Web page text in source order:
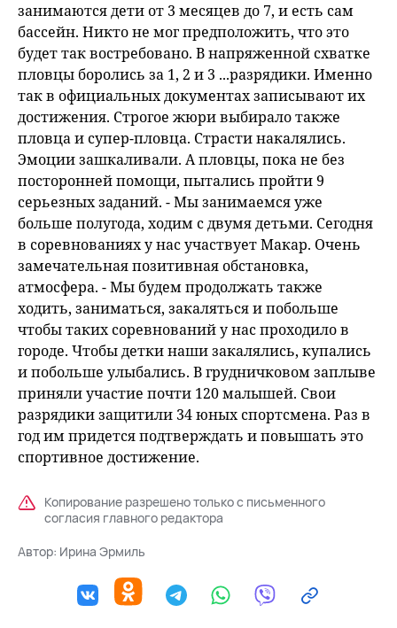
занимаются дети от 3 месяцев до 7, и есть сам
бассейн. Никто не мог предположить, что это
будет так востребовано. В напряженной схватке
пловцы боролись за 1, 2 и 3 ...разрядики. Именно
так в официальных документах записывают их
достижения. Строгое жюри выбирало также
пловца и супер-пловца. Страсти накалялись.
Эмоции зашкаливали. А пловцы, пока не без
посторонней помощи, пытались пройти 9
серьезных заданий. - Мы занимаемся уже
больше полугода, ходим с двумя детьми. Сегодня
в соревнованиях у нас участвует Макар. Очень
замечательная позитивная обстановка,
атмосфера. - Мы будем продолжать также
ходить, заниматься, закаляться и побольше
чтобы таких соревнований у нас проходило в
городе. Чтобы детки наши закалялись, купались
и побольше улыбались. В грудничковом заплыве
приняли участие почти 120 малышей. Свои
разрядики защитили 34 юных спортсмена. Раз в
год им придется подтверждать и повышать это
спортивное достижение.
Копирование разрешено только с письменного
согласия главного редактора
Автор: Ирина Эрмиль